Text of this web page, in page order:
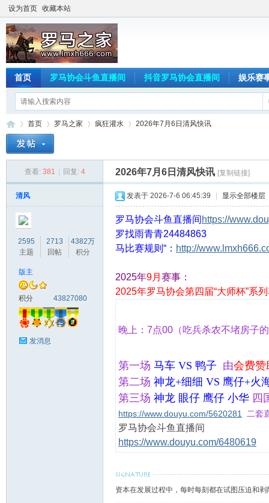
设为首页 收藏本站
首页 罗马协会斗鱼直播间 抖音罗马协会直播间 娱乐赛
首页
›
罗马之家
›
疯狂灌水
›
2026年7月6日清风快讯
查看: 381 回复: 4 2026年7月6日清风快讯 [复制链接]
清风
2595
主题
2713
回帖
4382万
积分
版主
积分 43827080
发消息
发表于 2026-7-6 06:45:39 显示全部楼层
罗马协会斗鱼直播间 https://
罗找雨青青24484863
马比赛规则“： http://
2025年9月 赛事：
2025年罗马协会第四届“大师杯”系
晚上： 7点00 （ 吃兵杀农不堵房子的
第一场 马车 VS 鸭子 由会费赞
第二场 神龙+细细 VS 鹰仔+火
第三场 神龙 眼仔 鹰仔 小华 四
https://www.douyu.com/5620281 二套
罗马协会斗鱼直播间
https://www.douyu.com/6480619
资本在发展过程中，每时每刻都在试图压迫和